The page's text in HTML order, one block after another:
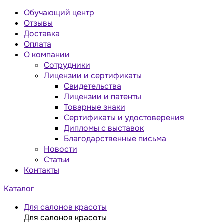
Обучающий центр
Отзывы
Доставка
Оплата
О компании
Сотрудники
Лицензии и сертификаты
Свидетельства
Лицензии и патенты
Товарные знаки
Сертификаты и удостоверения
Дипломы с выставок
Благодарственные письма
Новости
Статьи
Контакты
Каталог
Для салонов красоты
Для салонов красоты